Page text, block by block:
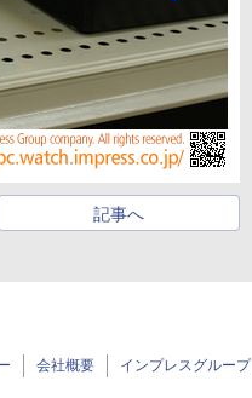
記事へ
会社概要 インプレスグループ